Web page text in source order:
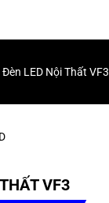
LED Nội Thất VF3
VF3